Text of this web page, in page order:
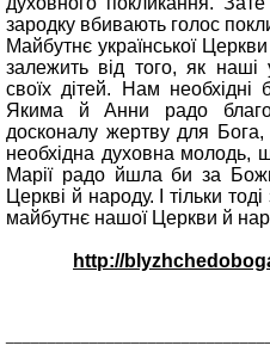
зародку вбивають голос
Майбутнє української
залежить від того, як наші
своїх дітей. Нам необхідні
Якима й Анни радо
досконалу жертву для
необхідна духовна молодь,
Марії радо йшла би за
Церкві й народу. І тільки
майбутнє нашої Церкви й
http://